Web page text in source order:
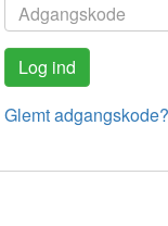
Glemt adgangskode?